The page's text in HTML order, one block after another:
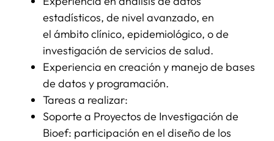
estadísticos, de nivel avanzado, en
el ámbito clínico, epidemiológico, o de
investigación de servicios de salud.
Experiencia en creación y manejo de bases
de datos y programación.
Tareas a realizar:
Soporte a Proyectos de Investigación de
Bioef: participación en el diseño de los